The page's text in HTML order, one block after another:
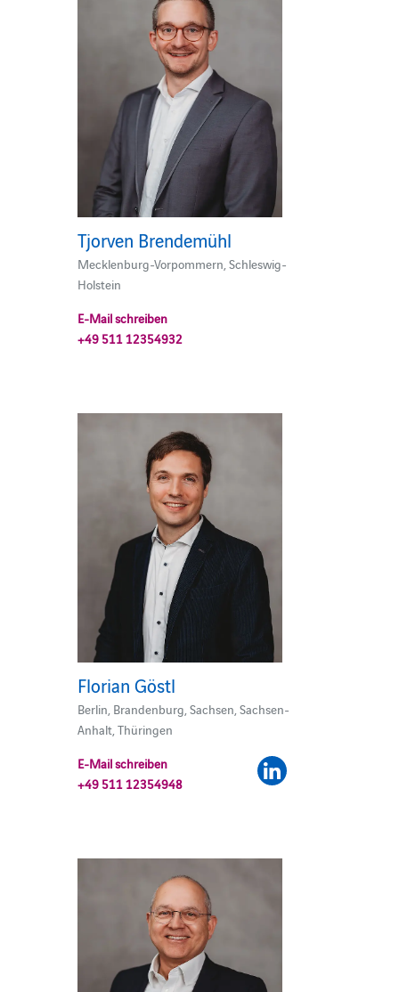
Tjorven Brendemühl
Mecklenburg-Vorpommern, Schleswig-
Holstein
E-Mail schreiben
+49 511 12354932
Florian Göstl
Berlin, Brandenburg, Sachsen, Sachsen-
Anhalt, Thüringen
E-Mail schreiben
+49 511 12354948